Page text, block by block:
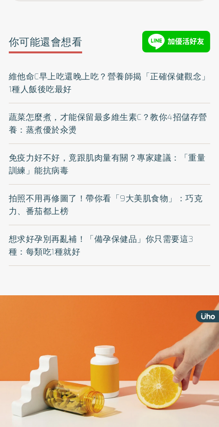
你可能還會想看
維他命C早上吃還晚上吃？營養師揭「正確保健觀念」
1種人飯後吃最好
蔬菜怎麼煮，才能保留最多維生素C？教你4招儲存營
養：蒸煮優於汆燙
免疫力好不好，竟跟肌肉量有關？專家建議：「重量
訓練」能抗病毒
拍照不用再修圖了！帶你看「9大美肌食物」：巧克
力、番茄都上榜
想求好孕別再亂補！「備孕保健品」你只需要這3
種：每類吃1種就好